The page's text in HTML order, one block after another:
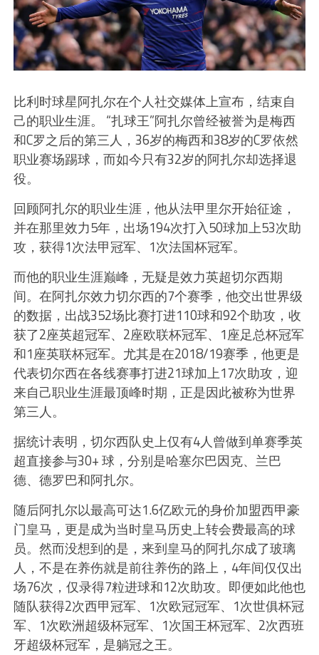
比利时球星阿扎尔在个人社交媒体上宣布，结束自
己的职业生涯。 “扎球王”阿扎尔曾经被誉为是梅西
和C罗之后的第三人，36岁的梅西和38岁的C罗依然
职业赛场踢球，而如今只有32岁的阿扎尔却选择退
役。
回顾阿扎尔的职业生涯，他从法甲里尔开始征途，
并在那里效力5年，出场194次打入50球加上53次助
攻，获得1次法甲冠军、1次法国杯冠军。
而他的职业生涯巅峰，无疑是效力英超切尔西期
间。在阿扎尔效力切尔西的7个赛季，他交出世界级
的数据，出战352场比赛打进110球和92个助攻，收
获了2座英超冠军、2座欧联杯冠军、1座足总杯冠军
和1座英联杯冠军。尤其是在2018/19赛季，他更是
代表切尔西在各线赛事打进21球加上17次助攻，迎
来自己职业生涯最顶峰时期，正是因此被称为世界
第三人。
据统计表明，切尔西队史上仅有4人曾做到单赛季英
超直接参与30+ 球，分别是哈塞尔巴因克、兰巴
德、德罗巴和阿扎尔。
随后阿扎尔以最高可达1.6亿欧元的身价加盟西甲豪
门皇马，更是成为当时皇马历史上转会费最高的球
员。然而没想到的是，来到皇马的阿扎尔成了玻璃
人，不是在养伤就是前往养伤的路上，4年间仅仅出
场76次，仅录得7粒进球和12次助攻。即便如此他也
随队获得2次西甲冠军、1次欧冠冠军、1次世俱杯冠
军、1次欧洲超级杯冠军、1次国王杯冠军、2次西班
牙超级杯冠军，是躺冠之王。